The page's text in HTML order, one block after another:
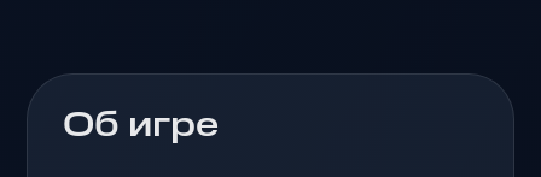
Об игре